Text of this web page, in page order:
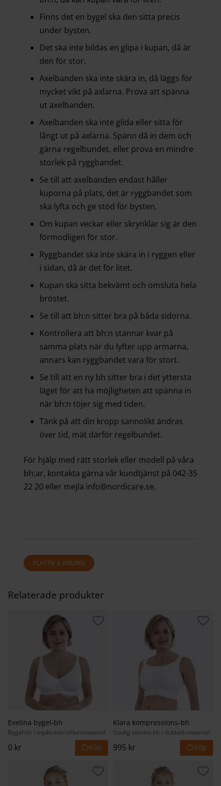
Finns det en bygel ska den sitta precis
under bysten.
Det ska inte bildas en glipa i kupan, då är
den för stor.
Axelbanden ska inte skära in, då läggs för
mycket vikt på axlarna. Prova att spänna
ut axelbanden.
Axelbanden ska inte glida eller sitta för
långt ut på axlarna. Spänn då in dem och
gärna regelbundet, eller prova en mindre
storlek på ryggbandet.
Se till att axelbanden endast håller
kuporna på plats, det är ryggbandet som
ska lyfta och ge stöd för bysten.
Om kupan veckar eller skrynklar sig är den
förmodligen för stor.
Ryggbandet ska inte skära in i ryggen eller
i sidan, då är det för litet.
Kupan ska sitta bekvämt och omsluta hela
bröstet.
Se till att bh:n sitter bra på båda sidorna.
Kontrollera att bh:n stannar kvar på
samma plats när du lyfter upp armarna,
annars kan ryggbandet vara för stort.
Se till att en ny bh sitter bra i det yttersta
läget för att ha möjligheten att spänna in
när bh:n töjer sig med tiden.
Tänk på att din kropp sannolikt ändras
över tid, mät därför regelbundet.
För hjälp med rätt storlek eller modell på våra
bh:ar, kontakta gärna vår kundtjänst på 042-35
22 20 eller mejla info@nordicare.se.
PLASTIK & KIRURGI
Relaterade produkter
Evelina bygel-bh
Bygel-bh i mjukt mikrofibermaterial.
0 kr
Lägg till i favoriter
Klara kompressions-bh
Stadig sömlös bh i dubbelt material.
995 kr
Lägg till i favoriter